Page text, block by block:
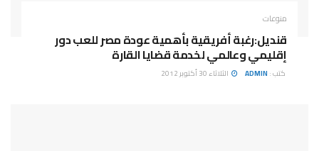
منوعات
قنديل:رغبة أفريقية بأهمية عودة مصر للعب دور
إقليمي وعالمي لخدمة قضايا القارة
كتب : ADMIN الثلاثاء 30 أكتوبر 2012